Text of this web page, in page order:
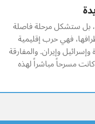
بل ستشكل مرحلة فاصلة
فهي حرب إقليمية
وإيران. والمفارقة
مسرحاً مباشراً لهذه